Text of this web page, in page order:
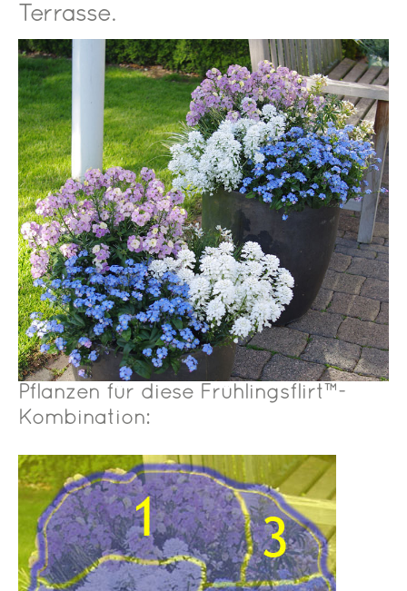
Terrasse.
Pflanzen für diese Frühlingsflirt™-
Kombination: